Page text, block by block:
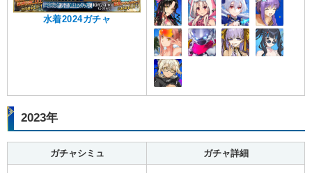
水着2024ガチャ
2023年
ガチャシミュ ガチャ詳細